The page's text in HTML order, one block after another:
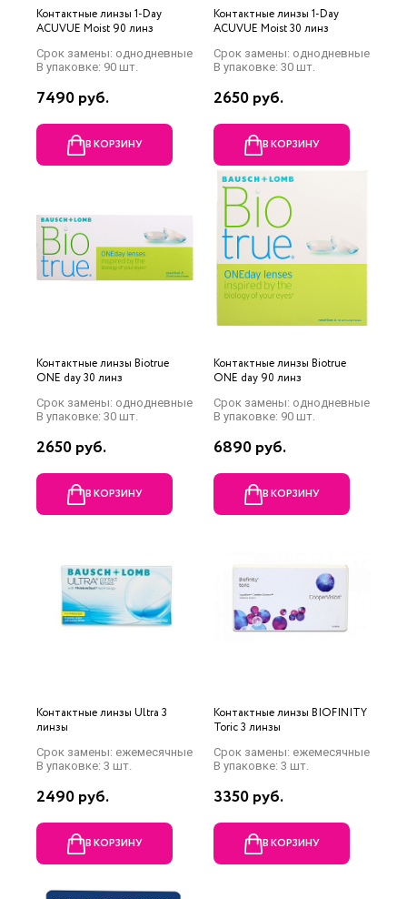
Контактные линзы 1-Day
ACUVUE Moist 90 линз
Срок замены: однодневные
В упаковке: 90 шт.
7490 руб.
В КОРЗИНУ
Контактные линзы 1-Day
ACUVUE Moist 30 линз
Срок замены: однодневные
В упаковке: 30 шт.
2650 руб.
В КОРЗИНУ
Контактные линзы Biotrue
ONE day 30 линз
Срок замены: однодневные
В упаковке: 30 шт.
2650 руб.
В КОРЗИНУ
Контактные линзы Biotrue
ONE day 90 линз
Срок замены: однодневные
В упаковке: 90 шт.
6890 руб.
В КОРЗИНУ
Контактные линзы Ultra 3
линзы
Срок замены: ежемесячные
В упаковке: 3 шт.
2490 руб.
В КОРЗИНУ
Контактные линзы BIOFINITY
Toric 3 линзы
Срок замены: ежемесячные
В упаковке: 3 шт.
3350 руб.
В КОРЗИНУ